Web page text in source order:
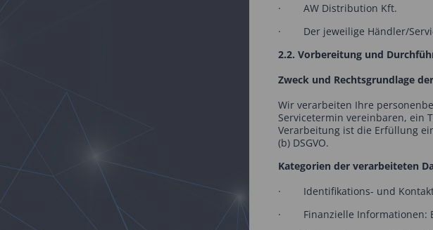
· AW Distribution Kft.
· Der jeweilige Händler/
2.2. Vorbereitung und
Zweck und Rechtsgrundlage
Wir verarbeiten Ihre
Servicetermin vereinbaren, ein
Verarbeitung ist die Erfüllung
(b) DSGVO.
Kategorien der verarbeiteten
· Identifikations- und
· Finanzielle Informationen: